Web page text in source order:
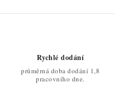
Rychlé dodání
průměrná doba dodání 1,8
pracovního dne.